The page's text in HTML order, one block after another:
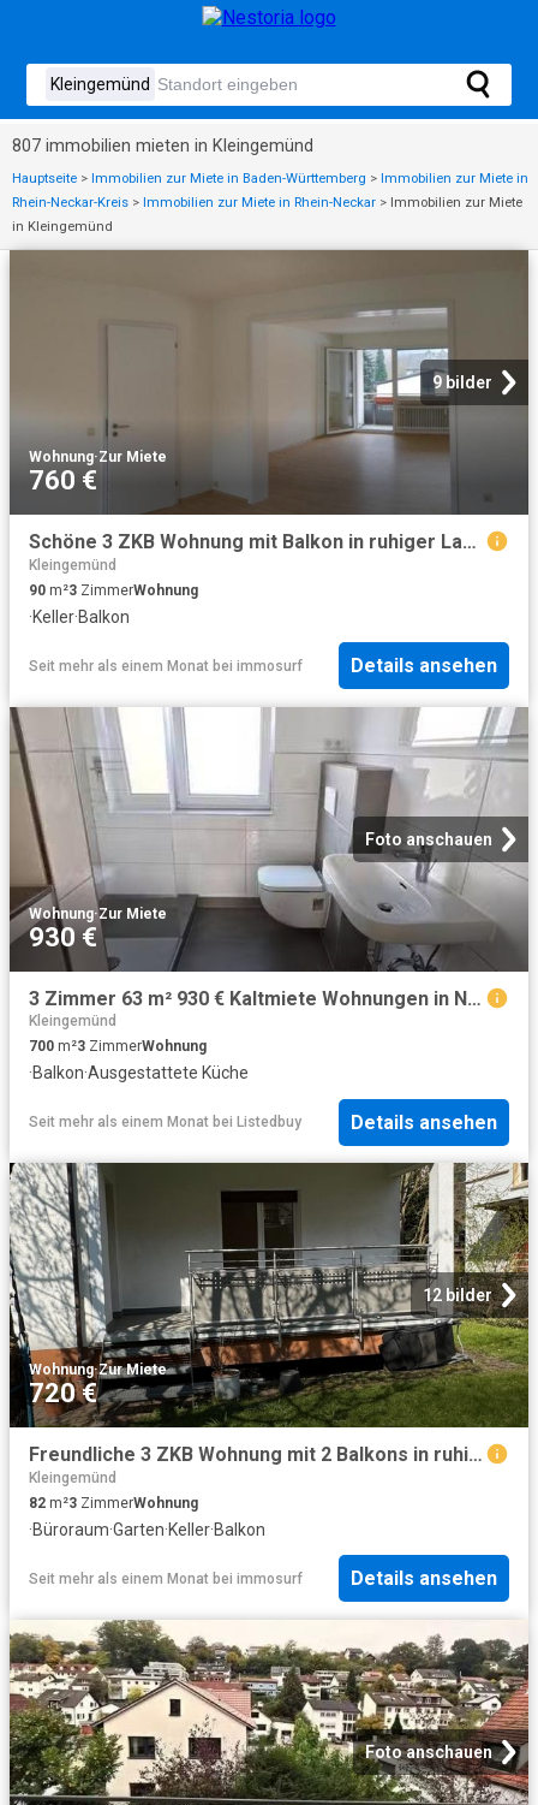
807 immobilien mieten in Kleingemünd
Hauptseite > Immobilien zur Miete in Baden-Württemberg > Immobilien zur Miete in
Rhein-Neckar-Kreis > Immobilien zur Miete in Rhein-Neckar > Immobilien zur Miete
in Kleingemünd
9 bilder
Wohnung·Zur Miete
760 €
Schöne 3 ZKB Wohnung mit Balkon in ruhiger Lage
Kleingemünd
90 m²3 ZimmerWohnung
·Keller·Balkon
Seit mehr als einem Monat bei immosurf Details ansehen
Foto anschauen
Wohnung·Zur Miete
930 €
3 Zimmer 63 m² 930 € Kaltmiete Wohnungen in Neckargemünd
Kleingemünd
700 m²3 ZimmerWohnung
·Balkon·Ausgestattete Küche
Seit mehr als einem Monat bei Listedbuy Details ansehen
12 bilder
Wohnung·Zur Miete
720 €
Freundliche 3 ZKB Wohnung mit 2 Balkons in ruhiger Lage
Kleingemünd
82 m²3 ZimmerWohnung
·Büroraum·Garten·Keller·Balkon
Seit mehr als einem Monat bei immosurf Details ansehen
Foto anschauen